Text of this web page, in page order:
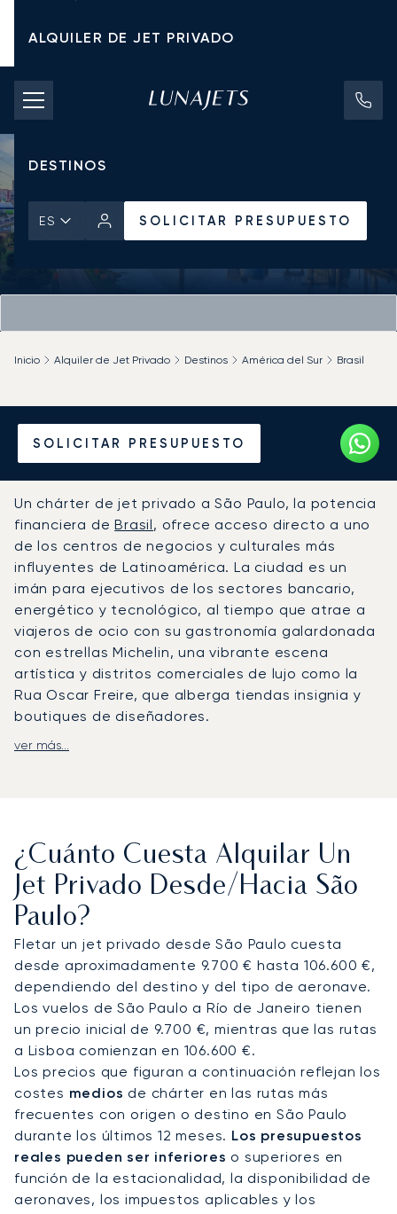
ALQUILER DE JET PRIVADO
TARIFAS DE CHÁRTER
JETS PRIVADOS
DESTINOS
ES SOLICITAR PRESUPUESTO
SOLICITAR PRESUPUESTO
Inicio Alquiler de Jet Privado Destinos América del Sur Brasil
Alquile un Jet Privado
desde o hacia São Paulo
Un chárter de jet privado a São Paulo, la potencia
financiera deBrasil, ofrece acceso directo a uno
de los centros de negocios y culturales más
influyentes de Latinoamérica. La ciudad es un
imán para ejecutivos de los sectores bancario,
energético y tecnológico, al tiempo que atrae a
viajeros de ocio con su gastronomía galardonada
con estrellas Michelin, una vibrante escena
artística y distritos comerciales de lujo como la
Rua Oscar Freire, que alberga tiendas insignia y
boutiques de diseñadores.
LunaJets organiza vuelos a los tres principales
de Guarulhos (GRU) para llegadas
intercontinentales, normalmente a 45-60 minutos
por carretera de los distritos centrales, y el
aeropuerto Campo de Marte (SBMT), dedicado a
la aviación privada y a las operaciones de
helicópteros. Los helicópteros son una parte
esencial de los desplazamientos en São Paulo,
especialmente para traslados a retiros en el
campo como la Fazenda Boa Vista, a la que se
llega en unos 45 minutos desde el SBMT.
Con dos décadas de experiencia, LunaJets fue el
primer bróker de aviación privada europeo en
recibir la certificación Argus®, lo que refleja
nuestros rigurosos estándares de seguridad y la
excelencia en el servicio. En São Paulo, esta
experiencia garantiza llegadas impecables
ver más...
¿Cuánto Cuesta Alquilar Un
Jet Privado Desde/hacia São
Paulo?
Fletar un jet privado desde São Paulo cuesta
desde aproximadamente 9.700 € hasta 106.600 €,
dependiendo del destino y del tipo de aeronave.
Los vuelos de São Paulo a Río de Janeiro tienen
un precio inicial de 9.700 €, mientras que las rutas
a Lisboa comienzan en 106.600 €.
Los precios que figuran a continuación reflejan los
costes medios de chárter en las rutas más
frecuentes con origen o destino en São Paulo
durante los últimos 12 meses. Los presupuestos
reales pueden ser inferiores o superiores en
función de la estacionalidad, la disponibilidad de
aeronaves, los impuestos aplicables y los